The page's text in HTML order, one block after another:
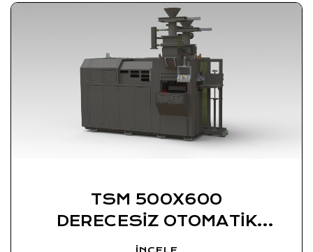
TSM 500X600
DERECESİZ OTOMATİK
YAŞ KUM KALIPLAMA